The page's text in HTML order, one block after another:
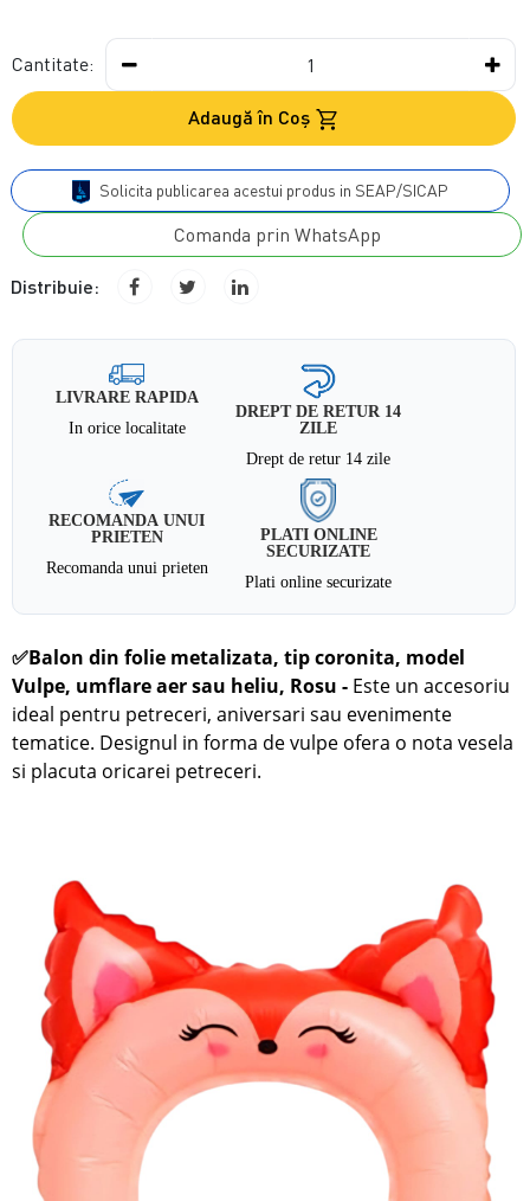
Cantitate:
Adaugă în Coş
Solicita publicarea acestui produs in SEAP/SICAP
Comanda prin WhatsApp
Distribuie:
LIVRARE RAPIDA
In orice localitate
DREPT DE RETUR 14
ZILE
Drept de retur 14 zile
RECOMANDA UNUI
PRIETEN
Recomanda unui prieten
PLATI ONLINE
SECURIZATE
Plati online securizate
✅Balon din folie metalizata, tip coronita, model
Vulpe, umflare aer sau heliu, Rosu - Este un accesoriu
ideal pentru petreceri, aniversari sau evenimente
tematice. Designul in forma de vulpe ofera o nota vesela
si placuta oricarei petreceri.